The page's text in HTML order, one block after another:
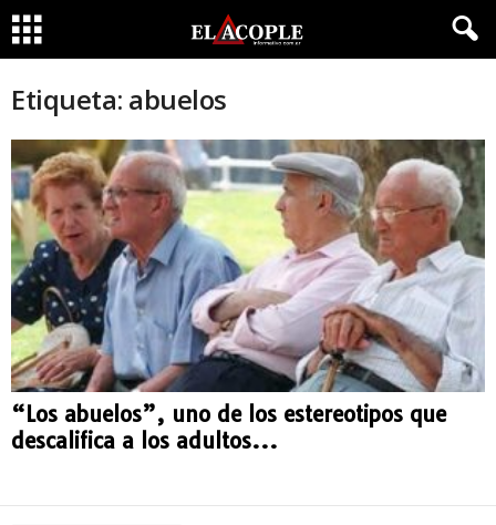
Etiqueta: abuelos
“Los abuelos”, uno de los estereotipos que
descalifica a los adultos...